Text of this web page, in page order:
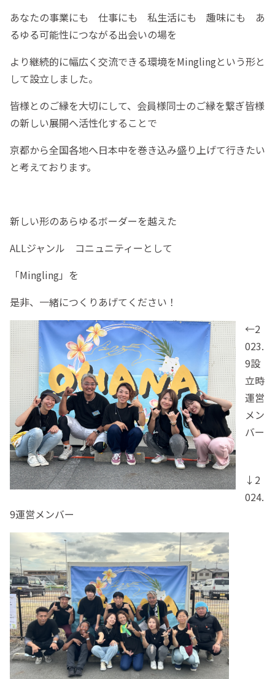
あなたの事業にも 仕事にも 私生活にも 趣味にも あ
るゆる可能性につながる出会いの場を
より継続的に幅広く交流できる環境をMinglingという形と
して設立しました。
皆様とのご縁を大切にして、会員様同士のご縁を繋ぎ皆様
の新しい展開へ活性化することで
京都から全国各地へ日本中を巻き込み盛り上げて行きたい
と考えております。
新しい形のあらゆるボーダーを越えた
ALLジャンル コニュニティーとして
「Mingling」を
是非、一緒につくりあげてください！
←2
023.
9設
立時
運営
メン
バー
↓2
024.
9運営メンバー